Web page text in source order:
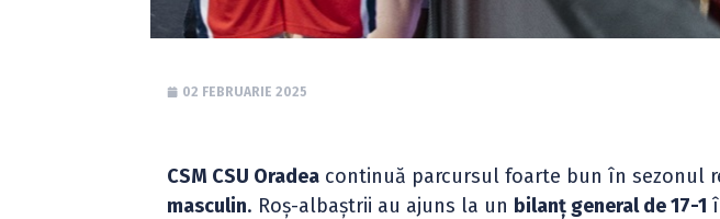
02 FEBRUARIE 2025
CSM CSU Oradea continuă parcursul foarte bun în sezonul
masculin. Roș-albaștrii au ajuns la un bilanț general de 17-1